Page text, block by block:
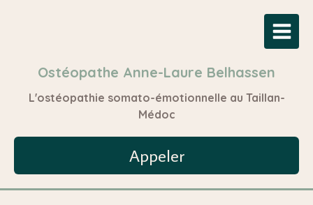
Ostéopathe Anne-Laure Belhassen
L'ostéopathie somato-émotionnelle au Taillan-
Médoc
Appeler